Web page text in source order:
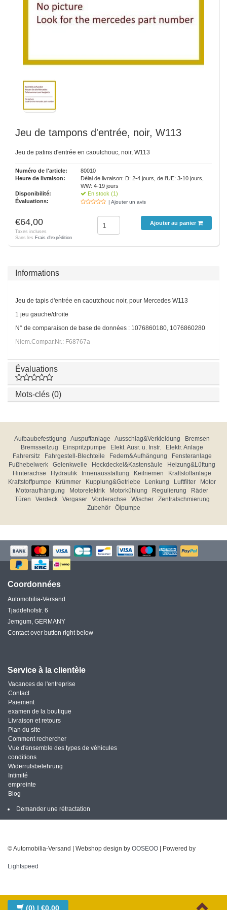
Jeu de tampons d'entrée, noir, W113
Jeu de patins d'entrée en caoutchouc, noir, W113
Numéro de l'article:
80010
Heure de livraison:
Délai de livraison: D: 2-4 jours, de l'UE: 3-10 jours,
WW: 4-19 jours
Disponibilité:
En stock (1)
Évaluations:
| Ajouter un avis
€64,00
Taxes incluses
Sans les Frais d'expédition
Ajouter au panier
Informations
Jeu de tapis d'entrée en caoutchouc noir, pour Mercedes W113
1 jeu gauche/droite
N° de comparaison de base de données : 1076860180, 1076860280
Niem.Compar.Nr.: F68767a
Évaluations
Mots-clés (0)
Aufbaubefestigung Auspuffanlage Ausschlag&Verkleidung
Bremsen
Bremsseilzug
Einspritzpumpe Elekt. Ausr. u. Instr.
Elektr. Anlage
Fahrersitz
Fahrgestell-Blechteile Federn&Aufhängung
Fensteranlage
Fußhebelwerk
Gelenkwelle Heckdeckel&Kastensäule
Heizung&Lüftung
Hinterachse
Hydraulik Innenausstattung Keilriemen
Kraftstoffanlage
Kraftstoffpumpe
Krümmer Kupplung&Getriebe Lenkung Luftfilter
Motor
Motoraufhängung
Motorelektrik Motorkühlung Regulierung
Räder
Türen
Verdeck Vergaser Vorderachse Wischer
Zentralschmierung
Zubehör
Ölpumpe
Coordonnées
Automobilia-Versand
Tjaddehofstr. 6
Jemgum, GERMANY
Contact over button right below
Service à la clientèle
Vacances de l'entreprise
Contact
Paiement
examen de la boutique
Livraison et retours
Plan du site
Comment rechercher
Vue d'ensemble des types de véhicules
conditions
Widerrufsbelehrung
Intimité
empreinte
Blog
Demander une rétractation
© Automobilia-Versand | Webshop design by OOSEOO | Powered by
Lightspeed
(0) | €0,00